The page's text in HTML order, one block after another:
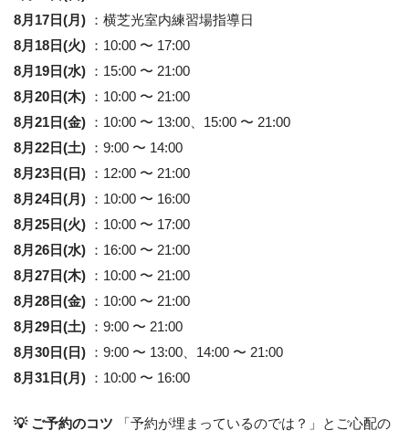
8月17日(月)
：横芝光室内練習場指導日
8月18日(火)
：10:00 〜 17:00
8月19日(水)
：15:00 〜 21:00
8月20日(木)
：10:00 〜 21:00
8月21日(金)
：10:00 〜 13:00、15:00 〜 21:00
8月22日(土)
：9:00 〜 14:00
8月23日(日)
：12:00 〜 21:00
8月24日(月)
：10:00 〜 16:00
8月25日(火)
：10:00 〜 17:00
8月26日(水)
：16:00 〜 21:00
8月27日(木)
：10:00 〜 21:00
8月28日(金)
：10:00 〜 21:00
8月29日(土)
：9:00 〜 21:00
8月30日(日)
：9:00 〜 13:00、14:00 〜 21:00
8月31日(月)
：10:00 〜 16:00
💡 ご予約のコツ 「予約が埋まっているのでは？」とご心配の